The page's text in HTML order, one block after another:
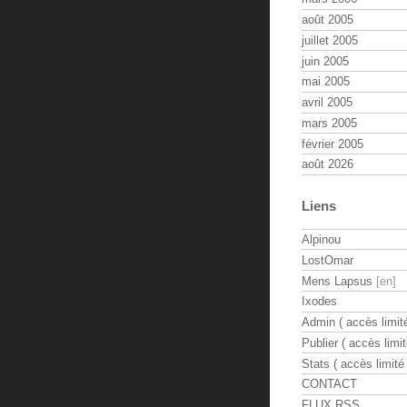
août 2005
juillet 2005
juin 2005
mai 2005
avril 2005
mars 2005
février 2005
août 2026
Liens
Alpinou
LostOmar
Mens Lapsus
Ixodes
Admin ( accès
Publier ( accès
Stats ( accès limité
CONTACT